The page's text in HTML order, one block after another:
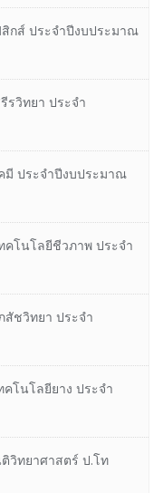
สิกส์ ประจําปีงบประมาณ
รวิทยา ประจํา
มี ประจําปีงบประมาณ
คโนโลยีชีวภาพ ประจํา
สัชวิทยา ประจํา
คโนโลยียาง ประจํา
ติวิทยาศาสตร์ ป.โท